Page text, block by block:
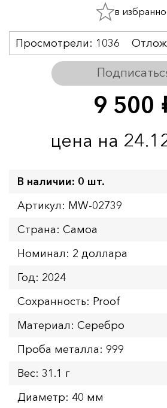
9 500
цена на
Просмотрели: 1036
в
В наличии: 0 шт.
Артикул: MW-02739
Страна: Самоа
Номинал: 2 доллара
Год: 2024
Сохранность: Proof
Материал: Серебро
Проба металла: 999
Вес: 31.1 г
Диаметр: 40 мм